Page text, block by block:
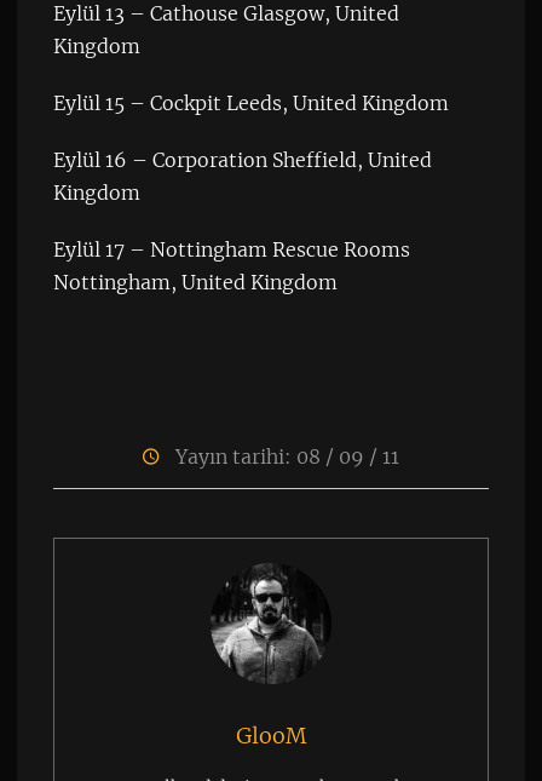
Eylül 13 – Cathouse Glasgow, United
Kingdom
Eylül 15 – Cockpit Leeds, United Kingdom
Eylül 16 – Corporation Sheffield, United
Kingdom
Eylül 17 – Nottingham Rescue Rooms
Nottingham, United Kingdom
Yayın tarihi: 08 / 09 / 11
GlooM